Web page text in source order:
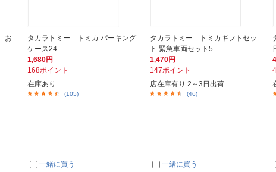
お
タカラトミー トミカ パーキング
ケース24
1,680円
168ポイント
在庫あり
(105)
一緒に買う
タカラトミー トミカギフトセッ
ト 緊急車両セット5
1,470円
147ポイント
店在庫有り 2～3日出荷
(46)
一緒に買う